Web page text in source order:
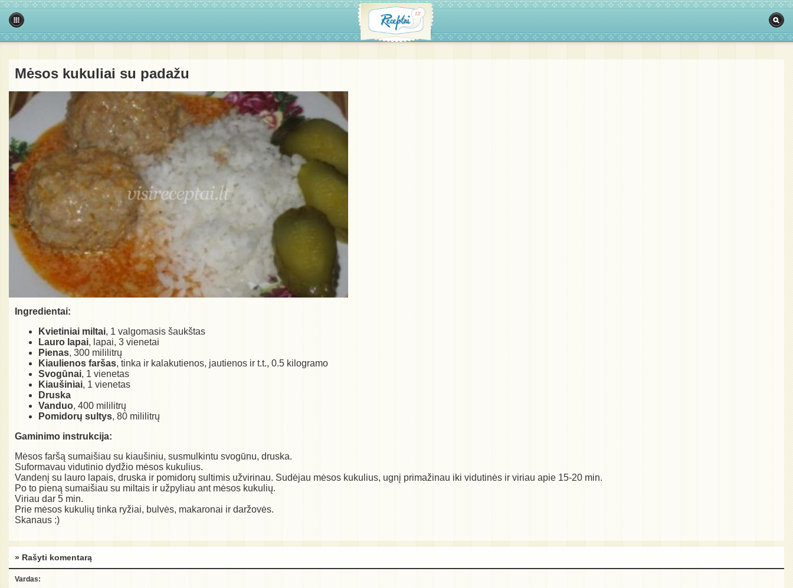
Mėsos kukuliai su padažu
Ingredientai:
Kvietiniai miltai, 1 valgomasis šaukštas
Lauro lapai, lapai, 3 vienetai
Pienas, 300 mililitrų
Kiaulienos faršas, tinka ir kalakutienos, jautienos ir t.t., 0.5 kilogramo
Svogūnai, 1 vienetas
Kiaušiniai, 1 vienetas
Druska
Vanduo, 400 mililitrų
Pomidorų sultys, 80 mililitrų
Gaminimo instrukcija:
Mėsos faršą sumaišiau su kiaušiniu, susmulkintu svogūnu, druska.
Suformavau vidutinio dydžio mėsos kukulius.
Vandenį su lauro lapais, druska ir pomidorų sultimis užvirinau. Sudėjau mėsos kukulius, ugnį primažinau iki vidutinės ir viriau apie 15-20 min.
Po to pieną sumaišiau su miltais ir užpyliau ant mėsos kukulių.
Viriau dar 5 min.
Prie mėsos kukulių tinka ryžiai, bulvės, makaronai ir daržovės.
Skanaus :)
» Rašyti komentarą
Vardas: